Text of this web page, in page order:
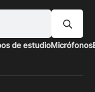
de estudioMicrófonos